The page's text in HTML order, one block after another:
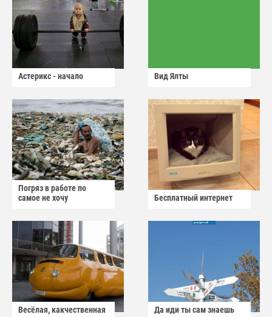
Астерикс - начало Вид Ялты
Погряз в работе по
самое не хочу
Бесплатный интернет
Весёлая, какчественная
Да иди ты сам знаешь